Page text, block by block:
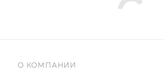
О КОМПАНИИ